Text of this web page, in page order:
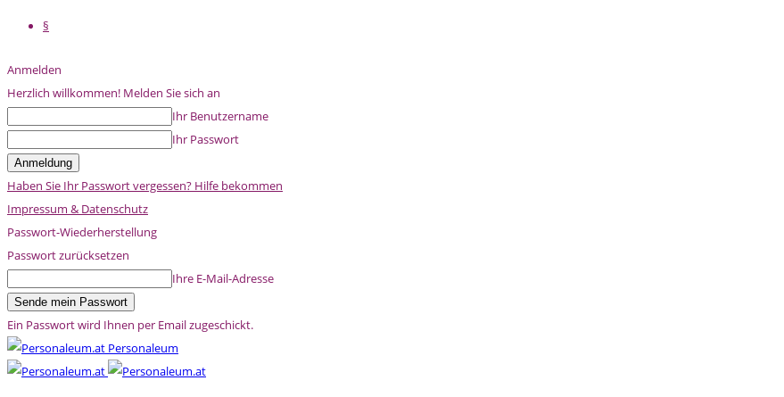
§
Anmelden
Herzlich willkommen! Melden Sie sich an
Ihr Benutzername
Ihr Passwort
Haben Sie Ihr Passwort vergessen? Hilfe bekommen
Impressum & Datenschutz
Passwort-Wiederherstellung
Passwort zurücksetzen
Ihre E-Mail-Adresse
Ein Passwort wird Ihnen per Email zugeschickt.
Personaleum